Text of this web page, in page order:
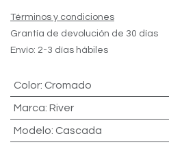
Términos y condiciones
Grantía de devolución de 30 días
Envío: 2-3 días hábiles
Color: Cromado
Marca: River
Modelo: Cascada